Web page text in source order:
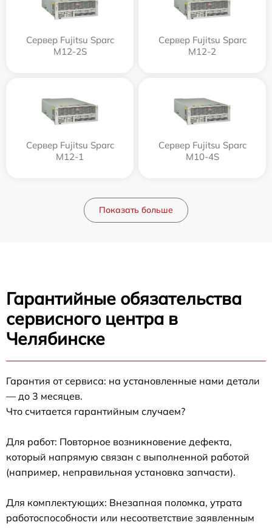
Сервер Fujitsu Sparc
M12-2S
Сервер Fujitsu Sparc
M12-2
Сервер Fujitsu Sparc
M12-1
Сервер Fujitsu Sparc
M10-4S
Показать больше
Гарантийные обязательства
сервисного центра в
Челябинске
Гарантия от сервиса: на установленные нами детали
— до 3 месяцев.
Что считается гарантийным случаем?
Для работ: Повторное возникновение дефекта,
который напрямую связан с выполненной работой
(например, неправильная установка запчасти).
Для комплектующих: Внезапная поломка, утрата
работоспособности или несоответствие заявленным